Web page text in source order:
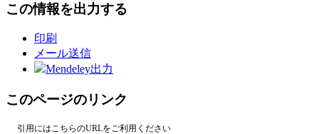
この情報を出力する
印刷
メール送信
Mendeley出力
このページのリンク
引用にはこちらのURLをご利用ください